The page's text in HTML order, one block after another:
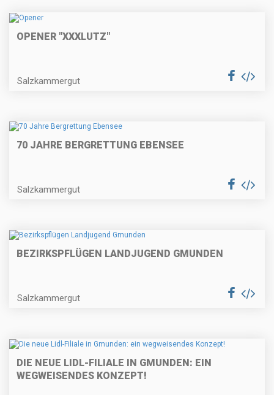
OPENER "XXXLUTZ"
Salzkammergut
70 JAHRE BERGRETTUNG EBENSEE
Salzkammergut
BEZIRKSPFLÜGEN LANDJUGEND GMUNDEN
Salzkammergut
DIE NEUE LIDL-FILIALE IN GMUNDEN: EIN
WEGWEISENDES KONZEPT!